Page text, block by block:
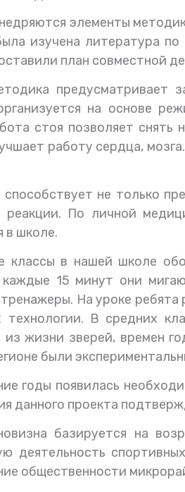
элементы
изучена литература
план совместной
предусматривает
на основе
стоя позволяет снять
работу сердца,
не только
реакции. По личной
в школе.
классы в нашей школе
каждые 15 минут они
На уроке ребята
технологии. В средних
из жизни зверей, времен
были
годы появилась
данного проекта
базируется на
деятельность
общественности